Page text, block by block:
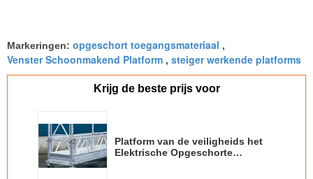
Markeringen: opgeschort toegangsmateriaal ,
Venster Schoonmakend Platform , steiger werkende platforms
Krijg de beste prijs voor
Platform van de veiligheids het
Elektrische Opgeschorte